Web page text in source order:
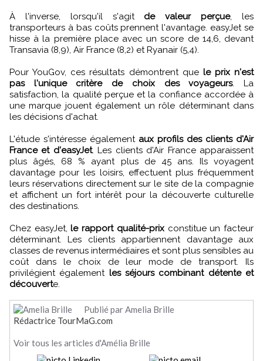
À l'inverse, lorsqu'il s'agit de valeur perçue, les
transporteurs à bas coûts prennent l'avantage. easyJet se
hisse à la première place avec un score de 14,6, devant
Transavia (8,9), Air France (8,2) et Ryanair (5,4).
Pour YouGov, ces résultats démontrent que le prix n'est
pas l'unique critère de choix des voyageurs. La
satisfaction, la qualité perçue et la confiance accordée à
une marque jouent également un rôle déterminant dans
les décisions d'achat.
L'étude s'intéresse également aux profils des clients d'Air
France et d'easyJet. Les clients d'Air France apparaissent
plus âgés, 68 % ayant plus de 45 ans. Ils voyagent
davantage pour les loisirs, effectuent plus fréquemment
leurs réservations directement sur le site de la compagnie
et affichent un fort intérêt pour la découverte culturelle
des destinations.
Chez easyJet, le rapport qualité-prixconstitue un facteur
déterminant. Les clients appartiennent davantage aux
classes de revenus intermédiaires et sont plus sensibles au
coût dans le choix de leur mode de transport. Ils
privilégient également les séjours combinant détente et
découverte.
Publié par Amelia Brille
Rédactrice TourMaG.com
Voir tous les articles d'Amélia Brille